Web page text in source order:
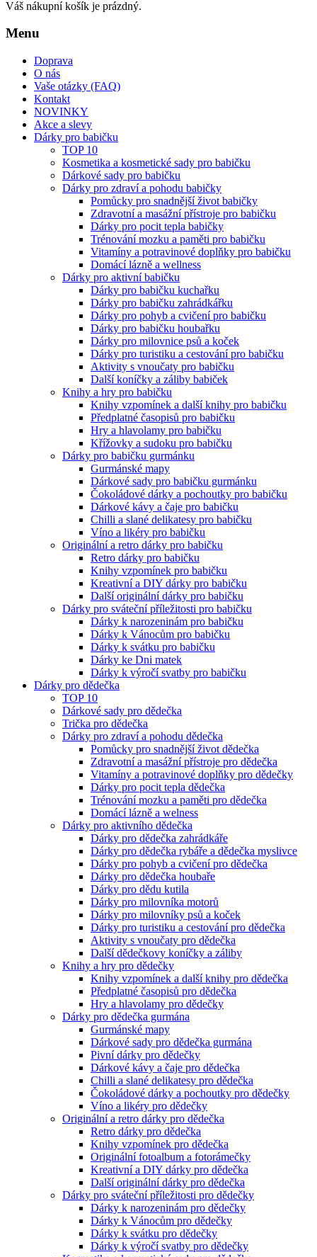
Váš nákupní košík je prázdný.
Menu
Doprava
O nás
Vaše otázky (FAQ)
Kontakt
NOVINKY
Akce a slevy
Dárky pro babičku
TOP 10
Kosmetika a kosmetické sady pro babičku
Dárkové sady pro babičku
Dárky pro zdraví a pohodu babičky
Pomůcky pro snadnější život babičky
Zdravotní a masážní přístroje pro babičku
Dárky pro pocit tepla babičky
Trénování mozku a paměti pro babičku
Vitamíny a potravinové doplňky pro babičku
Domácí lázně a wellness
Dárky pro aktivní babičku
Dárky pro babičku kuchařku
Dárky pro babičku zahrádkářku
Dárky pro pohyb a cvičení pro babičku
Dárky pro babičku houbařku
Dárky pro milovnice psů a koček
Dárky pro turistiku a cestování pro babičku
Aktivity s vnoučaty pro babičku
Další koníčky a záliby babiček
Knihy a hry pro babičku
Knihy vzpomínek a další knihy pro babičku
Předplatné časopisů pro babičku
Hry a hlavolamy pro babičku
Křížovky a sudoku pro babičku
Dárky pro babičku gurmánku
Gurmánské mapy
Dárkové sady pro babičku gurmánku
Čokoládové dárky a pochoutky pro babičku
Dárkové kávy a čaje pro babičku
Chilli a slané delikatesy pro babičku
Víno a likéry pro babičku
Originální a retro dárky pro babičku
Retro dárky pro babičku
Knihy vzpomínek pro babičku
Kreativní a DIY dárky pro babičku
Další originální dárky pro babičku
Dárky pro sváteční příležitosti pro babičku
Dárky k narozeninám pro babičku
Dárky k Vánocům pro babičku
Dárky k svátku pro babičku
Dárky ke Dni matek
Dárky k výročí svatby pro babičku
Dárky pro dědečka
TOP 10
Dárkové sady pro dědečka
Trička pro dědečka
Dárky pro zdraví a pohodu dědečka
Pomůcky pro snadnější život dědečka
Zdravotní a masážní přístroje pro dědečka
Vitamíny a potravinové doplňky pro dědečky
Dárky pro pocit tepla dědečka
Trénování mozku a paměti pro dědečka
Domácí lázně a welness
Dárky pro aktivního dědečka
Dárky pro dědečka zahrádkáře
Dárky pro dědečka rybáře a dědečka myslivce
Dárky pro pohyb a cvičení pro dědečka
Dárky pro dědečka houbaře
Dárky pro dědu kutila
Dárky pro milovníka motorů
Dárky pro milovníky psů a koček
Dárky pro turistiku a cestování pro dědečka
Aktivity s vnoučaty pro dědečka
Další dědečkovy koníčky a záliby
Knihy a hry pro dědečky
Knihy vzpomínek a další knihy pro dědečka
Předplatné časopisů pro dědečka
Hry a hlavolamy pro dědečky
Dárky pro dědečka gurmána
Gurmánské mapy
Dárkové sady pro dědečka gurmána
Pivní dárky pro dědečky
Dárkové kávy a čaje pro dědečka
Chilli a slané delikatesy pro dědečka
Čokoládové dárky a pochoutky pro dědečky
Víno a likéry pro dědečky
Originální a retro dárky pro dědečka
Retro dárky pro dědečka
Knihy vzpomínek pro dědečka
Originální fotoalbum a fotorámečky
Kreativní a DIY dárky pro dědečka
Další originální dárky pro dědečka
Dárky pro sváteční příležitosti pro dědečky
Dárky k narozeninám pro dědečky
Dárky k Vánocům pro dědečky
Dárky k svátku pro dědečky
Dárky k výročí svatby pro dědečky